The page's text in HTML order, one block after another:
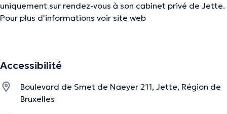
uniquement sur rendez-vous à son cabinet privé de Jette.
Pour plus d'informations voir site web
La description a été éditée par l'équipe de Doctoranytime et se base sur des
Accessibilité
Boulevard de Smet de Naeyer 211, Jette, Région de
Bruxelles